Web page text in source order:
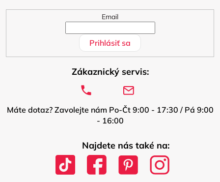
Email
Prihlásiť sa
Zákaznický servis:
Máte dotaz? Zavolejte nám Po-Čt 9:00 - 17:30 / Pá 9:00
- 16:00
Najdete nás také na: